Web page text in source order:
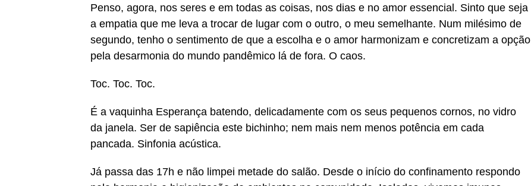
Penso, agora, nos seres e em todas as coisas, nos dias e no amor essencial. Sinto que seja
a empatia que me leva a trocar de lugar com o outro, o meu semelhante. Num milésimo de
segundo, tenho o sentimento de que a escolha e o amor harmonizam e concretizam a opção
pela desarmonia do mundo pandêmico lá de fora. O caos.
Toc. Toc. Toc.
É a vaquinha Esperança batendo, delicadamente com os seus pequenos cornos, no vidro
da janela. Ser de sapiência este bichinho; nem mais nem menos potência em cada
pancada. Sinfonia acústica.
Já passa das 17h e não limpei metade do salão. Desde o início do confinamento respondo